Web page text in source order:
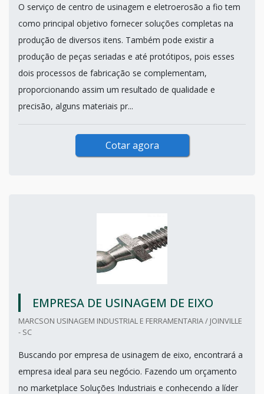
O serviço de centro de usinagem e eletroerosão a fio tem
como principal objetivo fornecer soluções completas na
produção de diversos itens. Também pode existir a
produção de peças seriadas e até protótipos, pois esses
dois processos de fabricação se complementam,
proporcionando assim um resultado de qualidade e
precisão, alguns materiais pr...
Cotar agora
EMPRESA DE USINAGEM DE EIXO
MARCSON USINAGEM INDUSTRIAL E FERRAMENTARIA / JOINVILLE
- SC
Buscando por empresa de usinagem de eixo, encontrará a
empresa ideal para seu negócio. Fazendo um orçamento
no marketplace Soluções Industriais e conhecendo a líder